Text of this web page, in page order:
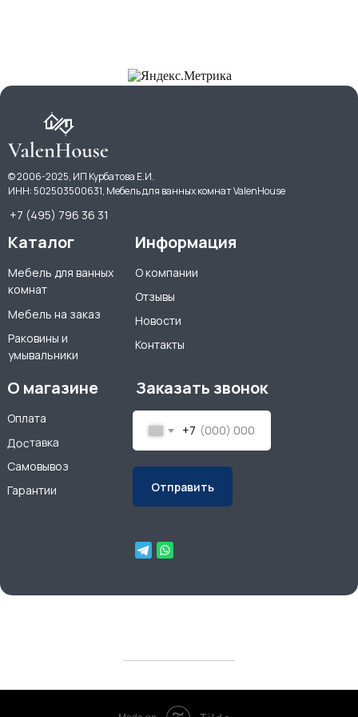
Каталог
Мебель для ванных
комнат
Мебель на заказ
Раковины и
умывальники
Оплата
Доставка
© 2006-2025, ИП Курбатова Е.И.
ИНН: 502503500631, Мебель для ванных комнат ValenHouse
Самовывоз
Гарантии
О магазине
+7
Отправить
Заказать звонок
Информация
О компании
Отзывы
Контакты
Новости
+7 (495) 796 36 31